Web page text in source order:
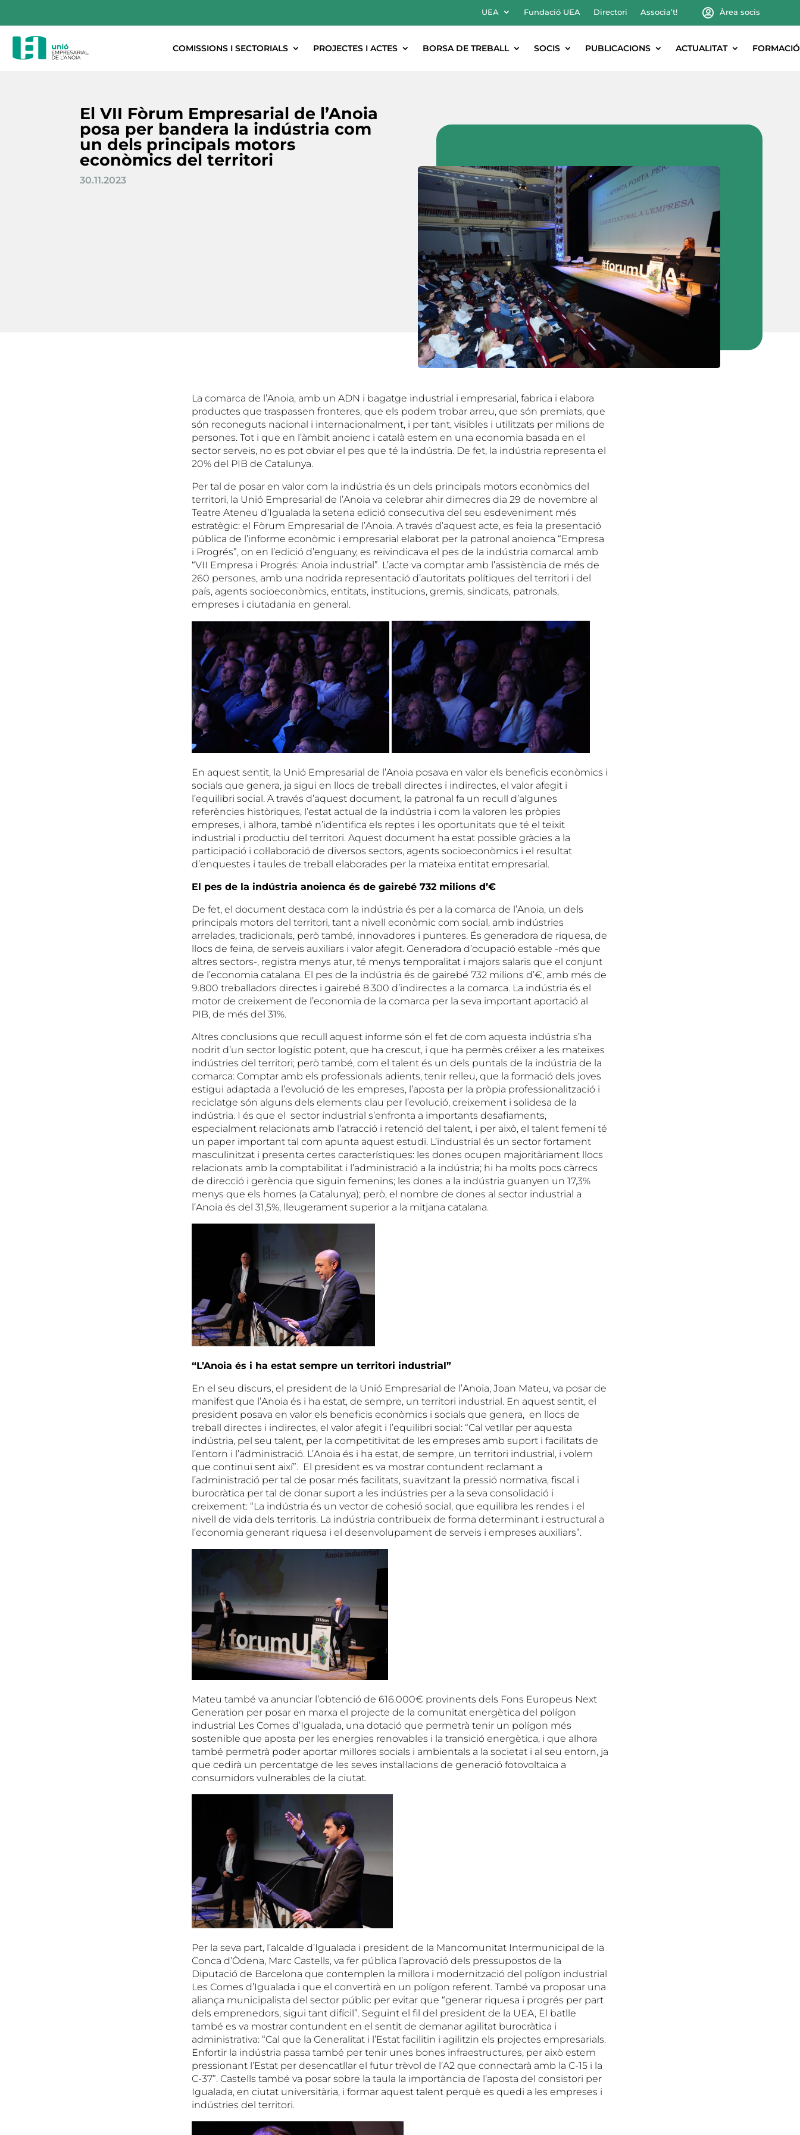
UEA Fundació UEA Directori Associa’t! Àrea socis
COMISSIONS I SECTORIALS PROJECTES I ACTES BORSA DE TREBALL SOCIS PUBLICACIONS ACTUALITAT FORMACIÓ
El VII Fòrum Empresarial de l’Anoia
posa per bandera la indústria com
un dels principals motors
econòmics del territori
30.11.2023
La comarca de l’Anoia, amb un ADN i bagatge industrial i empresarial, fabrica i elabora
productes que traspassen fronteres, que els podem trobar arreu, que són premiats, que
són reconeguts nacional i internacionalment, i per tant, visibles i utilitzats per milions de
persones. Tot i que en l’àmbit anoienc i català estem en una economia basada en el
sector serveis, no es pot obviar el pes que té la indústria. De fet, la indústria representa el
20% del PIB de Catalunya.
Per tal de posar en valor com la indústria és un dels principals motors econòmics del
territori, la Unió Empresarial de l’Anoia va celebrar ahir dimecres dia 29 de novembre al
Teatre Ateneu d’Igualada la setena edició consecutiva del seu esdeveniment més
estratègic: el Fòrum Empresarial de l’Anoia. A través d’aquest acte, es feia la presentació
pública de l’informe econòmic i empresarial elaborat per la patronal anoienca “Empresa
i Progrés”, on en l’edició d’enguany, es reivindicava el pes de la indústria comarcal amb
“VII Empresa i Progrés: Anoia industrial”. L’acte va comptar amb l’assistència de més de
260 persones, amb una nodrida representació d’autoritats polítiques del territori i del
país, agents socioeconòmics, entitats, institucions, gremis, sindicats, patronals,
empreses i ciutadania en general.
En aquest sentit, la Unió Empresarial de l’Anoia posava en valor els beneficis econòmics i
socials que genera, ja sigui en llocs de treball directes i indirectes, el valor afegit i
l’equilibri social. A través d’aquest document, la patronal fa un recull d’algunes
referències històriques, l’estat actual de la indústria i com la valoren les pròpies
empreses, i alhora, també n’identifica els reptes i les oportunitats que té el teixit
industrial i productiu del territori. Aquest document ha estat possible gràcies a la
participació i col·laboració de diversos sectors, agents socioeconòmics i el resultat
d’enquestes i taules de treball elaborades per la mateixa entitat empresarial.
El pes de la indústria anoienca és de gairebé 732 milions d’€
De fet, el document destaca com la indústria és per a la comarca de l’Anoia, un dels
principals motors del territori, tant a nivell econòmic com social, amb indústries
arrelades, tradicionals, però també, innovadores i punteres. És generadora de riquesa, de
llocs de feina, de serveis auxiliars i valor afegit. Generadora d’ocupació estable -més que
altres sectors-, registra menys atur, té menys temporalitat i majors salaris que el conjunt
de l’economia catalana. El pes de la indústria és de gairebé 732 milions d’€, amb més de
9.800 treballadors directes i gairebé 8.300 d’indirectes a la comarca. La indústria és el
motor de creixement de l’economia de la comarca per la seva important aportació al
PIB, de més del 31%.
Altres conclusions que recull aquest informe són el fet de com aquesta indústria s’ha
nodrit d’un sector logístic potent, que ha crescut, i que ha permès créixer a les mateixes
indústries del territori; però també, com el talent és un dels puntals de la indústria de la
comarca: Comptar amb els professionals adients, tenir relleu, que la formació dels joves
estigui adaptada a l’evolució de les empreses, l’aposta per la pròpia professionalització i
reciclatge són alguns dels elements clau per l’evolució, creixement i solidesa de la
indústria. I és que el sector industrial s’enfronta a importants desafiaments,
especialment relacionats amb l’atracció i retenció del talent, i per això, el talent femení té
un paper important tal com apunta aquest estudi. L’industrial és un sector fortament
masculinitzat i presenta certes característiques: les dones ocupen majoritàriament llocs
relacionats amb la comptabilitat i l’administració a la indústria; hi ha molts pocs càrrecs
de direcció i gerència que siguin femenins; les dones a la indústria guanyen un 17,3%
menys que els homes (a Catalunya); però, el nombre de dones al sector industrial a
l’Anoia és del 31,5%, lleugerament superior a la mitjana catalana.
“L’Anoia és i ha estat sempre un territori industrial”
En el seu discurs, el president de la Unió Empresarial de l’Anoia, Joan Mateu, va posar de
manifest que l’Anoia és i ha estat, de sempre, un territori industrial. En aquest sentit, el
president posava en valor els beneficis econòmics i socials que genera, en llocs de
treball directes i indirectes, el valor afegit i l’equilibri social: “Cal vetllar per aquesta
indústria, pel seu talent, per la competitivitat de les empreses amb suport i facilitats de
l’entorn i l’administració. L’Anoia és i ha estat, de sempre, un territori industrial, i volem
que continuï sent així”. El president es va mostrar contundent reclamant a
l’administració per tal de posar més facilitats, suavitzant la pressió normativa, fiscal i
burocràtica per tal de donar suport a les indústries per a la seva consolidació i
creixement: “La indústria és un vector de cohesió social, que equilibra les rendes i el
nivell de vida dels territoris. La indústria contribueix de forma determinant i estructural a
l’economia generant riquesa i el desenvolupament de serveis i empreses auxiliars”.
Mateu també va anunciar l’obtenció de 616.000€ provinents dels Fons Europeus Next
Generation per posar en marxa el projecte de la comunitat energètica del polígon
industrial Les Comes d’Igualada, una dotació que permetrà tenir un polígon més
sostenible que aposta per les energies renovables i la transició energètica, i que alhora
també permetrà poder aportar millores socials i ambientals a la societat i al seu entorn, ja
que cedirà un percentatge de les seves instal·lacions de generació fotovoltaica a
consumidors vulnerables de la ciutat.
Per la seva part, l’alcalde d’Igualada i president de la Mancomunitat Intermunicipal de la
Conca d’Òdena, Marc Castells, va fer pública l’aprovació dels pressupostos de la
Diputació de Barcelona que contemplen la millora i modernització del polígon industrial
Les Comes d’Igualada i que el convertirà en un polígon referent. També va proposar una
aliança municipalista del sector públic per evitar que “generar riquesa i progrés per part
dels emprenedors, sigui tant difícil”. Seguint el fil del president de la UEA, El batlle
també es va mostrar contundent en el sentit de demanar agilitat burocràtica i
administrativa: “Cal que la Generalitat i l’Estat facilitin i agilitzin els projectes empresarials.
Enfortir la indústria passa també per tenir unes bones infraestructures, per això estem
pressionant l’Estat per desencatllar el futur trèvol de l’A2 que connectarà amb la C-15 i la
C-37”. Castells també va posar sobre la taula la importància de l’aposta del consistori per
Igualada, en ciutat universitària, i formar aquest talent perquè es quedi a les empreses i
indústries del territori.